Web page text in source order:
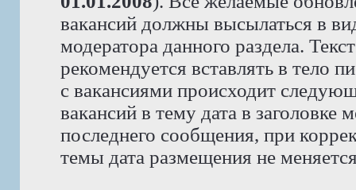
вакансий должны высылаться в
модератора данного раздела.
рекомендуется вставлять в тело
с вакансиями происходит
вакансий в тему дата в заголовке
последнего сообщения, при
темы дата размещения не